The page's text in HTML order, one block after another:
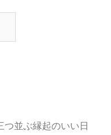
並ぶ縁起のいい日